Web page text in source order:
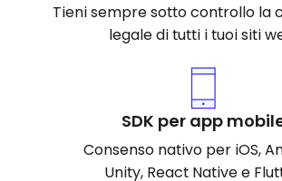
Tieni sempre sotto controllo la
legale di tutti i tuoi siti
SDK per app
Consenso nativo per iOS,
Unity, React Native e